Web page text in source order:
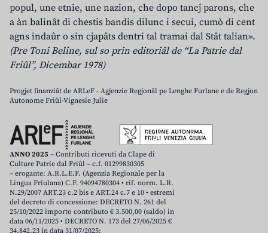
popul, une etnie, une nazion, che dopo tancj parons, che
a àn balinât di chestis bandis dilunc i secui, cumò di cent
agns indaûr o sin cjapâts dentri tal tramai dal Stât talian».
(Pre Toni Beline, sul so prin editoriâl de “La Patrie dal
Friûl”, Dicembar 1978)
Progjet finanziât de ARLeF - Agjenzie Regjonâl pe Lenghe Furlane e de Regjon
Autonome Friûl-Vignesie Julie
ANNO 2025 – Contributi ricevuti da Clape di
Culture Patrie dal Friûl – c.f. 01299830305
– erogante: A.R.L.E.F. (Agenzia Regionale per la
Lingua Friulana) C.F. 94094780304 • rif. norm. L.R.
N.29/2007 ART.23 c.2 bis e ART.24 c.7 e 10 • estremi
del decreto di concessione: DECRETO N. 261 del
25/10/2022 importo contributo € 3.500,00 (saldo) in
data 06/11/2025 • DECRETO N. 173 del 27/06/2025 €
34.842,23 in data 31/07/2025;